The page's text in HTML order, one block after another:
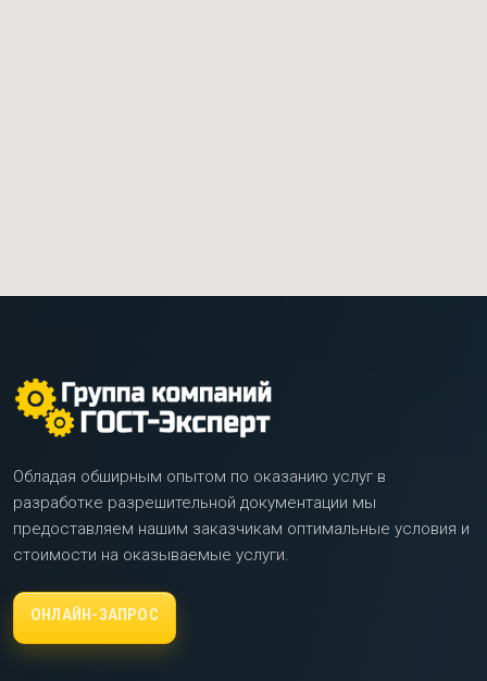
Обладая обширным опытом по оказанию услуг в
разработке разрешительной документации мы
предоставляем нашим заказчикам оптимальные условия и
стоимости на оказываемые услуги.
ОНЛАЙН-ЗАПРОС